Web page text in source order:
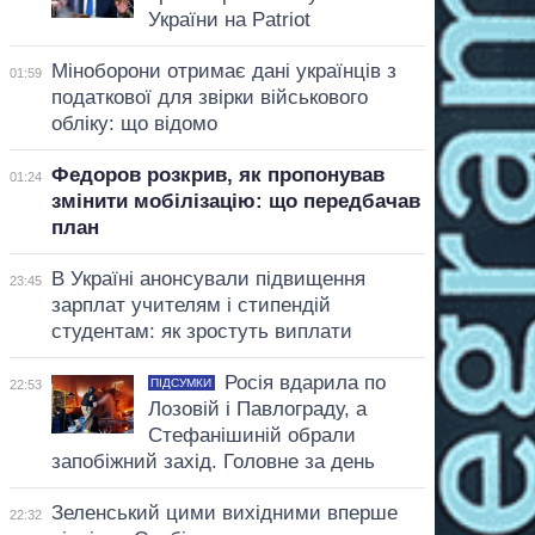
України на Patriot
01:59
Міноборони отримає дані українців з
податкової для звірки військового
обліку: що відомо
01:24
Федоров розкрив, як пропонував
змінити мобілізацію: що передбачав
план
23:45
В Україні анонсували підвищення
зарплат учителям і стипендій
студентам: як зростуть виплати
22:53 ПІДСУМКИ
Росія вдарила по
Лозовій і Павлограду, а
Стефанішиній обрали
запобіжний захід. Головне за день
22:32
Зеленський цими вихідними вперше